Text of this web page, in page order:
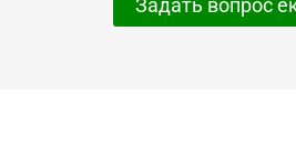
Задать вопрос